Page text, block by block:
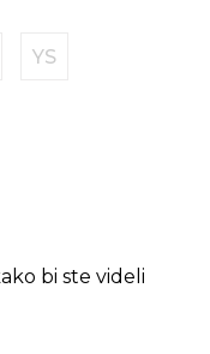
YS
bi ste videli